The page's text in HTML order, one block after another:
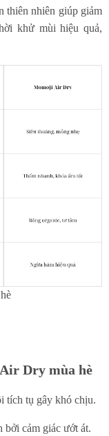
thiên nhiên giúp giảm
khử mùi hiệu quả,
Dry mùa hè
tích tụ gây khó chịu.
bởi cảm giác ướt át.